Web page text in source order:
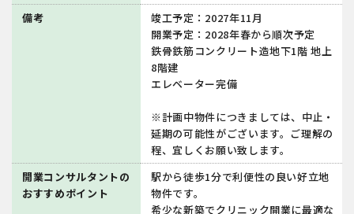
備考
竣工予定：2027年11月
開業予定：2028年春から順次予定
鉄骨鉄筋コンクリート造地下1階 地上
8階建
エレベーター完備
※計画中物件につきましては、中止・
延期の可能性がございます。ご理解の
程、宜しくお願い致します。
開業コンサルタントの
おすすめポイント
駅から徒歩1分で利便性の良い好立地
物件です。
希少な新築でクリニック開業に最適な